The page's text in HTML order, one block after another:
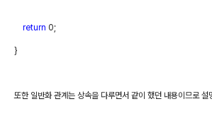
return 0;
}
또한 일반화 관계는 상속을 다루면서 같이 했던 내용이므로 설